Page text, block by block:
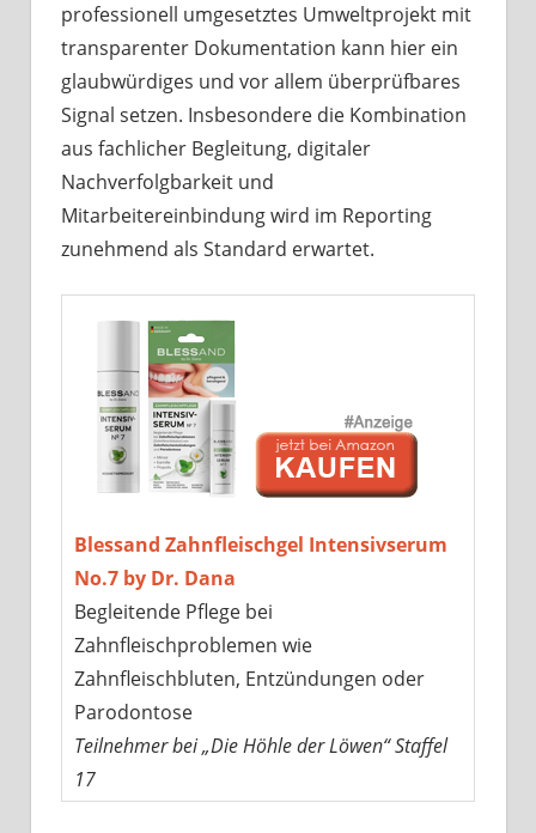
professionell umgesetztes Umweltprojekt mit
transparenter Dokumentation kann hier ein
glaubwürdiges und vor allem überprüfbares
Signal setzen. Insbesondere die Kombination
aus fachlicher Begleitung, digitaler
Nachverfolgbarkeit und
Mitarbeitereinbindung wird im Reporting
zunehmend als Standard erwartet.
Blessand Zahnfleischgel Intensivserum
No.7 by Dr. Dana
Begleitende Pflege bei
Zahnfleischproblemen wie
Zahnfleischbluten, Entzündungen oder
Parodontose
Teilnehmer bei „Die Höhle der Löwen“ Staffel
17